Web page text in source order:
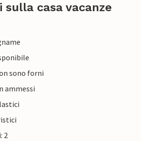
sulla casa vacanze
sono forni
ammessi
2